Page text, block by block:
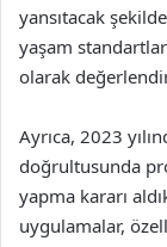
yansıtacak
yaşam
olarak
Ayrıca, 2023
doğrultusunda
yapma kararı
uygulamalar,